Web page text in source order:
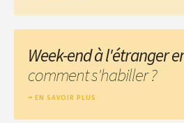
Week-end à l'étranger
comment s'habiller ?
EN SAVOIR PLUS